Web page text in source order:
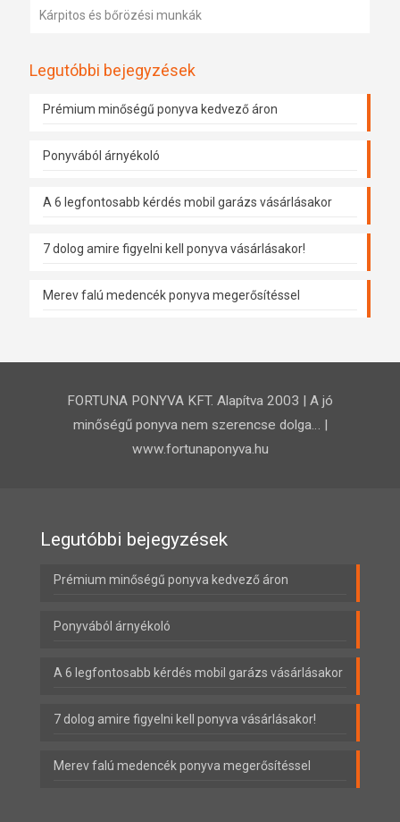
Kárpitos és bőrözési munkák
Legutóbbi bejegyzések
Prémium minőségű ponyva kedvező áron
Ponyvából árnyékoló
A 6 legfontosabb kérdés mobil garázs vásárlásakor
7 dolog amire figyelni kell ponyva vásárlásakor!
Merev falú medencék ponyva megerősítéssel
FORTUNA PONYVA KFT. Alapítva 2003 | A jó
minőségű ponyva nem szerencse dolga… |
www.fortunaponyva.hu
Legutóbbi bejegyzések
Prémium minőségű ponyva kedvező áron
Ponyvából árnyékoló
A 6 legfontosabb kérdés mobil garázs vásárlásakor
7 dolog amire figyelni kell ponyva vásárlásakor!
Merev falú medencék ponyva megerősítéssel